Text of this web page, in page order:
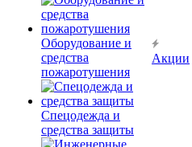
Оборудование и
средства
пожаротушения
Спецодежда и
средства защиты
Акции